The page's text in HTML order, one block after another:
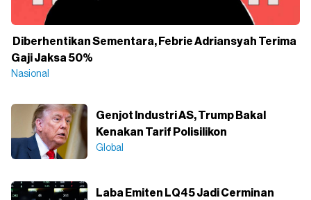
Diberhentikan Sementara, Febrie Adriansyah Terima
Gaji Jaksa 50%
Nasional
Genjot Industri AS, Trump Bakal
Kenakan Tarif Polisilikon
Global
Laba Emiten LQ45 Jadi Cerminan